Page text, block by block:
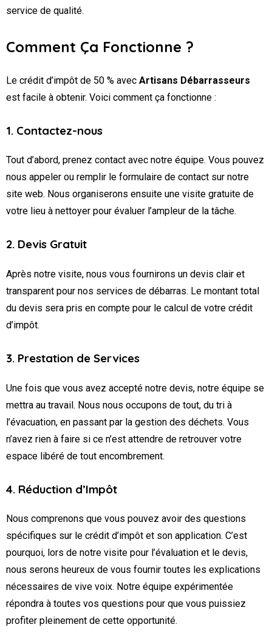
service de qualité.
Comment Ça Fonctionne ?
Le crédit d’impôt de 50 % avec Artisans Débarrasseurs
est facile à obtenir. Voici comment ça fonctionne :
1. Contactez-nous
Tout d’abord, prenez contact avec notre équipe. Vous pouvez
nous appeler ou remplir le formulaire de contact sur notre
site web. Nous organiserons ensuite une visite gratuite de
votre lieu à nettoyer pour évaluer l’ampleur de la tâche.
2. Devis Gratuit
Après notre visite, nous vous fournirons un devis clair et
transparent pour nos services de débarras. Le montant total
du devis sera pris en compte pour le calcul de votre crédit
d’impôt.
3. Prestation de Services
Une fois que vous avez accepté notre devis, notre équipe se
mettra au travail. Nous nous occupons de tout, du tri à
l’évacuation, en passant par la gestion des déchets. Vous
n’avez rien à faire si ce n’est attendre de retrouver votre
espace libéré de tout encombrement.
4. Réduction d’Impôt
Nous comprenons que vous pouvez avoir des questions
spécifiques sur le crédit d’impôt et son application. C’est
pourquoi, lors de notre visite pour l’évaluation et le devis,
nous serons heureux de vous fournir toutes les explications
nécessaires de vive voix. Notre équipe expérimentée
répondra à toutes vos questions pour que vous puissiez
profiter pleinement de cette opportunité.